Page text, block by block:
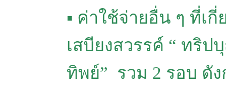
▪ ค่าใช้จ่ายอื่น ๆ ที่เ
เสบียงสวรรค์ “ ทริ
ทิพย์” รวม 2 รอบ ดัง